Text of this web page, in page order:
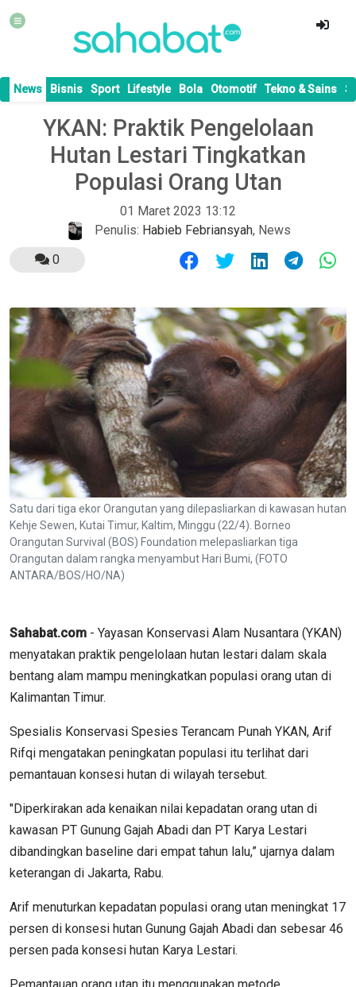
News Bisnis Sport Lifestyle Bola Otomotif Tekno & Sains
YKAN: Praktik Pengelolaan
Hutan Lestari Tingkatkan
Populasi Orang Utan
01 Maret 2023 13:12
Penulis: Habieb Febriansyah, News
0
Satu dari tiga ekor Orangutan yang dilepasliarkan di kawasan hutan
Kehje Sewen, Kutai Timur, Kaltim, Minggu (22/4). Borneo
Orangutan Survival (BOS) Foundation melepasliarkan tiga
Orangutan dalam rangka menyambut Hari Bumi, (FOTO
ANTARA/BOS/HO/NA)
Sahabat.com - Yayasan Konservasi Alam Nusantara (YKAN)
menyatakan praktik pengelolaan hutan lestari dalam skala
bentang alam mampu meningkatkan populasi orang utan di
Kalimantan Timur.
Spesialis Konservasi Spesies Terancam Punah YKAN, Arif
Rifqi mengatakan peningkatan populasi itu terlihat dari
pemantauan konsesi hutan di wilayah tersebut.
"Diperkirakan ada kenaikan nilai kepadatan orang utan di
kawasan PT Gunung Gajah Abadi dan PT Karya Lestari
dibandingkan baseline dari empat tahun lalu,” ujarnya dalam
keterangan di Jakarta, Rabu.
Arif menuturkan kepadatan populasi orang utan meningkat 17
persen di konsesi hutan Gunung Gajah Abadi dan sebesar 46
persen pada konsesi hutan Karya Lestari.